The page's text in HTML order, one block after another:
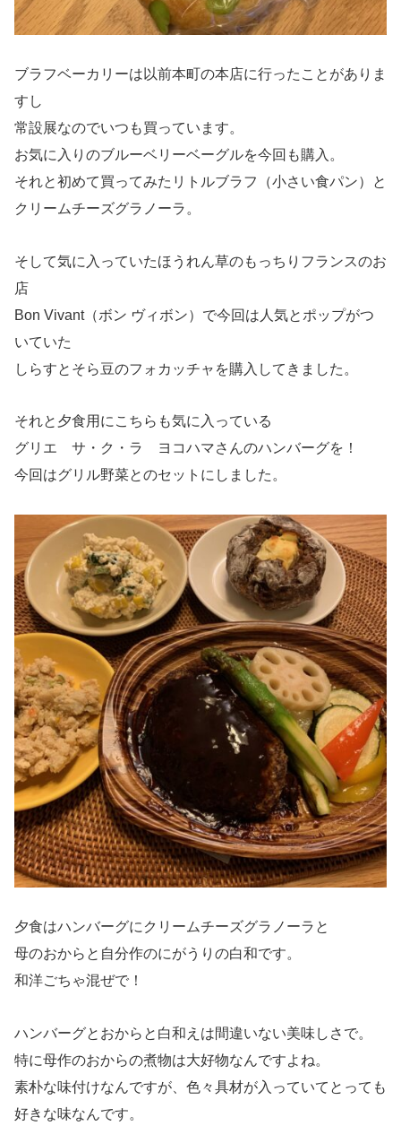
ブラフベーカリーは以前本町の本店に行ったことがありま
すし
常設展なのでいつも買っています。
お気に入りのブルーベリーベーグルを今回も購入。
それと初めて買ってみたリトルブラフ（小さい食パン）と
クリームチーズグラノーラ。
そして気に入っていたほうれん草のもっちりフランスのお
店
Bon Vivant（ボン ヴィボン）で今回は人気とポップがつ
いていた
しらすとそら豆のフォカッチャを購入してきました。
それと夕食用にこちらも気に入っている
グリエ サ・ク・ラ ヨコハマさんのハンバーグを！
今回はグリル野菜とのセットにしました。
夕食はハンバーグにクリームチーズグラノーラと
母のおからと自分作のにがうりの白和です。
和洋ごちゃ混ぜで！
ハンバーグとおからと白和えは間違いない美味しさで。
特に母作のおからの煮物は大好物なんですよね。
素朴な味付けなんですが、色々具材が入っていてとっても
好きな味なんです。